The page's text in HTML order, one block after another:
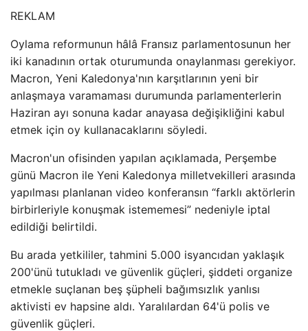
REKLAM
Oylama reformunun hâlâ Fransız parlamentosunun her
iki kanadının ortak oturumunda onaylanması gerekiyor.
Macron, Yeni Kaledonya'nın karşıtlarının yeni bir
anlaşmaya varamaması durumunda parlamenterlerin
Haziran ayı sonuna kadar anayasa değişikliğini kabul
etmek için oy kullanacaklarını söyledi.
Macron'un ofisinden yapılan açıklamada, Perşembe
günü Macron ile Yeni Kaledonya milletvekilleri arasında
yapılması planlanan video konferansın “farklı aktörlerin
birbirleriyle konuşmak istememesi” nedeniyle iptal
edildiği belirtildi.
Bu arada yetkililer, tahmini 5.000 isyancıdan yaklaşık
200'ünü tutukladı ve güvenlik güçleri, şiddeti organize
etmekle suçlanan beş şüpheli bağımsızlık yanlısı
aktivisti ev hapsine aldı. Yaralılardan 64'ü polis ve
güvenlik güçleri.